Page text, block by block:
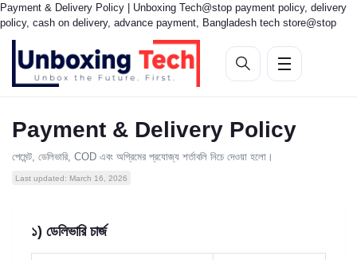
Payment & Delivery Policy | Unboxing Tech@stop payment policy, delivery
policy, cash on delivery, advance payment, Bangladesh tech store@stop
Payment & Delivery Policy
পেমেন্ট, ডেলিভারি, COD এবং অগ্রিমের প্রযোজ্য শর্তাবলি নিচে দেওয়া হলো।
Last updated: March 16, 2026
১) ডেলিভারি চার্জ